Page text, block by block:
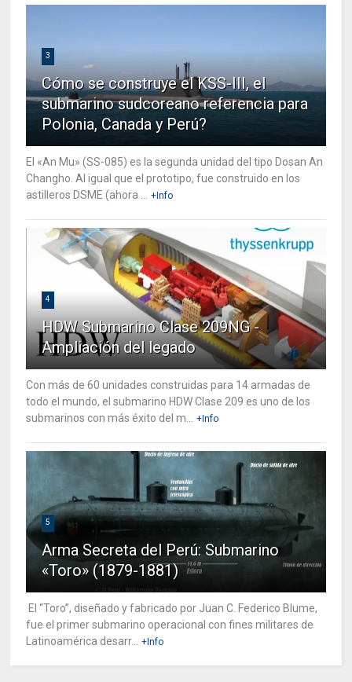
3
Cómo se construye el KSS-III, el
submarino sudcoreano referencia para
Polonia, Canada y Perú?
El «An Mu» (SS-085) es la segunda unidad del tipo Dosan An
Changho. Al igual que el prototipo, fue construido en los
astilleros DSME (ahora ...
+Info
4
HDW Submarino Clase 209NG -
Ampliación del legado
Con más de 60 unidades construidas para 14 armadas de
todo el mundo, el submarino HDW Clase 209 es uno de los
submarinos con más éxito del m...
+Info
5
Arma Secreta del Perú: Submarino
«Toro» (1879-1881)
El “Toro”, diseñado y fabricado por Juan C. Federico Blume,
fue el primer submarino operacional con fines militares de
Latinoamérica desarr...
+Info